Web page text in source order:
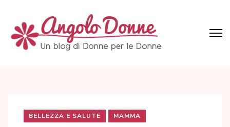
content
(Press
BELLEZZA E SALUTE MAMMA